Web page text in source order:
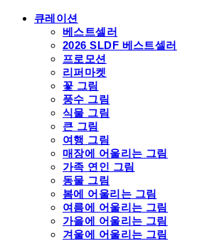
큐레이션
베스트셀러
2026 SLDF 베스트셀러
프로모션
리퍼마켓
꽃 그림
풍수 그림
식물 그림
큰 그림
여행 그림
매장에 어울리는 그림
가족 연인 그림
동물 그림
봄에 어울리는 그림
여름에 어울리는 그림
가을에 어울리는 그림
겨울에 어울리는 그림